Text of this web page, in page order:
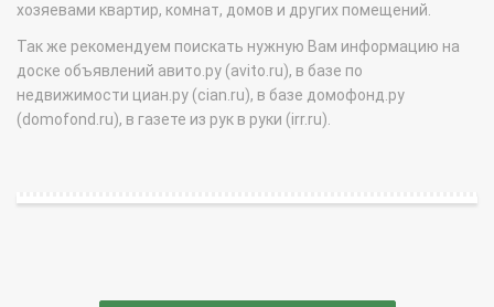
хозяевами квартир, комнат, домов и других помещений.
Так же рекомендуем поискать нужную Вам информацию на
доске объявлений авито.ру (avito.ru), в базе по
недвижимости циан.ру (cian.ru), в базе домофонд.ру
(domofond.ru), в газете из рук в руки (irr.ru).